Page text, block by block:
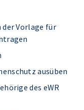
Vorlage für
ausüben
des eWR